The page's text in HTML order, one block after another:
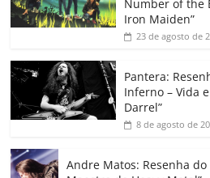
b
o
o
k
A
p
dI
Number of the
Iron Maiden”
23 de agosto de
Pantera:
Inferno – Vida
Darrel”
8 de agosto de
Andre Matos: Resenha